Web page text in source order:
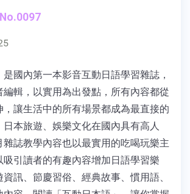
是國內第一本影音互動日語學習雜誌，
編輯，以實用為出發點，所有內容都從
，讓生活中的所有場景都成為最直接的
日本旅遊、娛樂文化在國內具有高人
雜誌教學內容也以最實用的吃喝玩樂主
吸引讀者的有趣內容增加日語學習樂
訊、節慶習俗、經典故事、慣用語、